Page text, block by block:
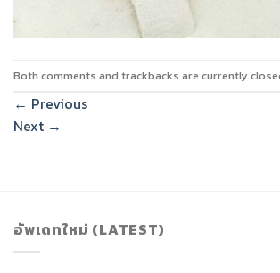
Both comments and trackbacks are currently
← Previous
Next →
อัพเดทใหม่ (LATEST)